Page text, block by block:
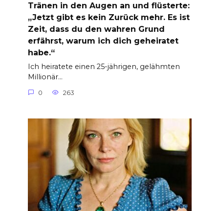
Tränen in den Augen an und flüsterte:
„Jetzt gibt es kein Zurück mehr. Es ist
Zeit, dass du den wahren Grund
erfährst, warum ich dich geheiratet
habe.“
Ich heiratete einen 25-jährigen, gelähmten
Millionär…
0 263